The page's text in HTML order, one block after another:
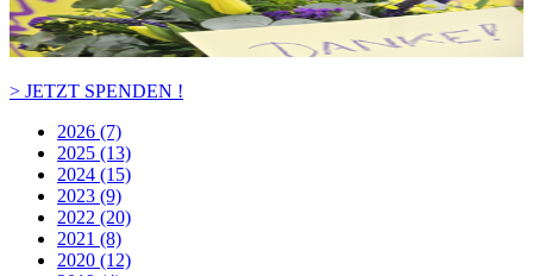
> JETZT SPENDEN !
2026 (7)
2025 (13)
2024 (15)
2023 (9)
2022 (20)
2021 (8)
2020 (12)